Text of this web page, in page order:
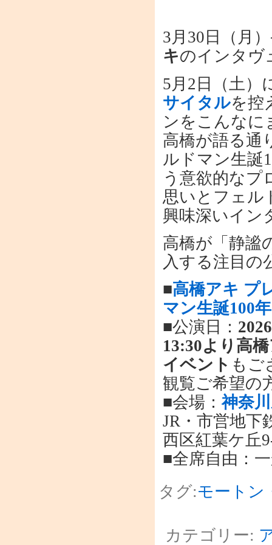
3月30日（月
キのインタヴ
5月2日（土）
サイタルを控
ンをこんなに
高橋が語る通
ルドマン生誕
う意欲的なプ
思いとフェル
興味深いイン
高橋が「静謐
入する注目の
■高橋アキ プ
マン生誕100
■公演日：
13:30より高
イベント もご
観覧ご希望の
■会場：神奈
JR・市営地下
西区紅葉ケ丘
■全席自由：
タグ:モートン
カテゴリー: